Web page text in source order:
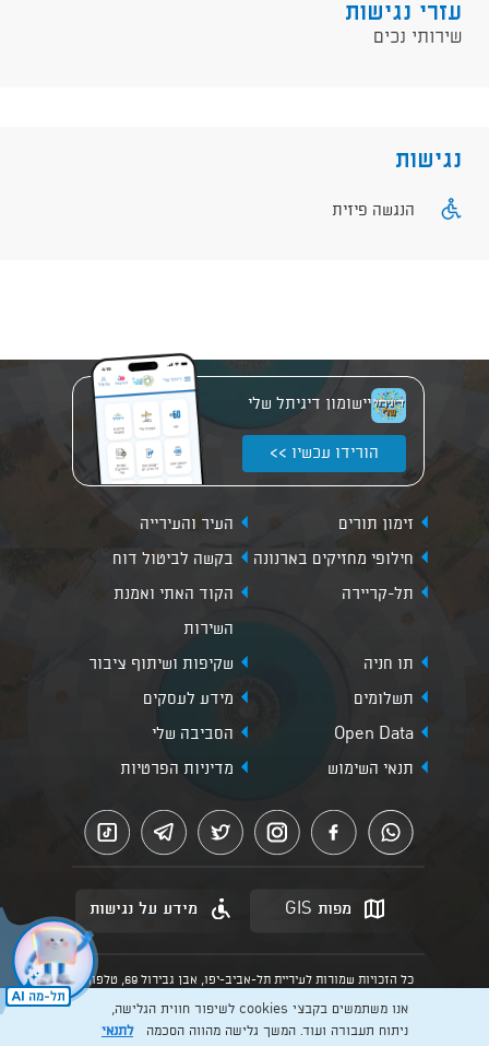
עזרי נגישות
שירותי נכים
נגישות
הנגשה פיזית
יישומון דיגיתל שלי
הורידו עכשיו >>
זימון תורים
העיר והעירייה
חילופי מחזיקים בארנונה
בקשה לביטול דוח
תל-קריירה
הקוד האתי ואמנת
השירות
תו חניה
שקיפות ושיתוף ציבור
תשלומים
מידע לעסקים
Open Data
הסביבה שלי
תנאי השימוש
מדיניות הפרטיות
מפות GIS מידע על נגישות
כל הזכויות שמורות לעיריית תל-אביב-יפו, אבן גבירול 69, טלפון:
הנוסח המחייב הוא זה הקבוע בהוראות הדין הרלוונטיות כפי שתהיינה
בתוקף מעת לעת
אנו משתמשים בקבצי cookies לשיפור חווית הגלישה,
ניתוח תעבורה ועוד. המשך גלישה מהווה הסכמהלתנאי